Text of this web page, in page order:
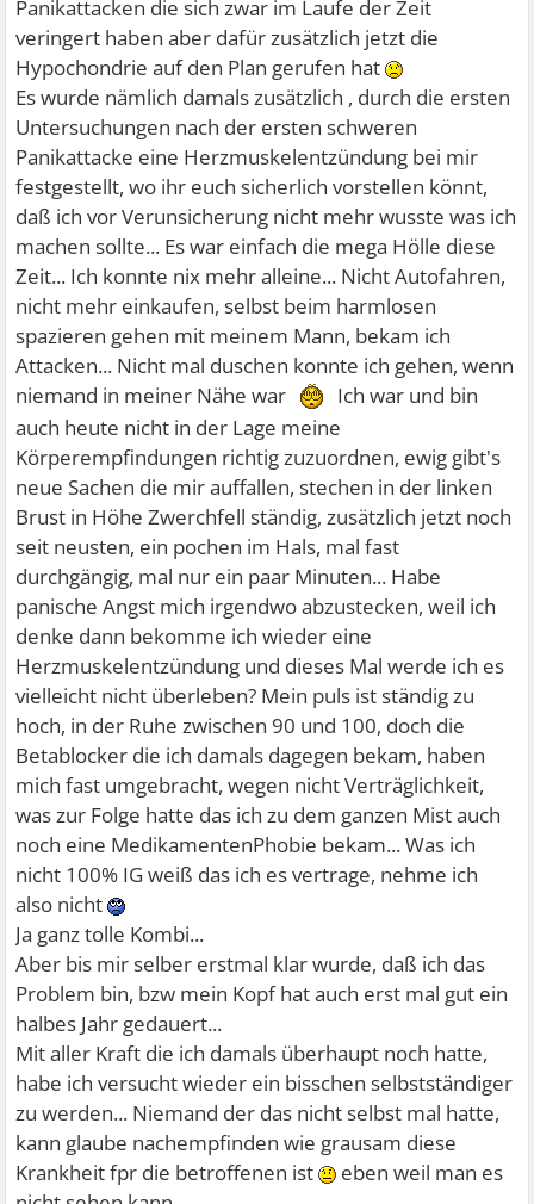
Panikattacken die sich zwar im Laufe der Zeit
veringert haben aber dafür zusätzlich jetzt die
Hypochondrie auf den Plan gerufen hat
Es wurde nämlich damals zusätzlich , durch die ersten
Untersuchungen nach der ersten schweren
Panikattacke eine Herzmuskelentzündung bei mir
festgestellt, wo ihr euch sicherlich vorstellen könnt,
daß ich vor Verunsicherung nicht mehr wusste was ich
machen sollte... Es war einfach die mega Hölle diese
Zeit... Ich konnte nix mehr alleine... Nicht Autofahren,
nicht mehr einkaufen, selbst beim harmlosen
spazieren gehen mit meinem Mann, bekam ich
Attacken... Nicht mal duschen konnte ich gehen, wenn
niemand in meiner Nähe war
Ich war und bin
auch heute nicht in der Lage meine
Körperempfindungen richtig zuzuordnen, ewig gibt's
neue Sachen die mir auffallen, stechen in der linken
Brust in Höhe Zwerchfell ständig, zusätzlich jetzt noch
seit neusten, ein pochen im Hals, mal fast
durchgängig, mal nur ein paar Minuten... Habe
panische Angst mich irgendwo abzustecken, weil ich
denke dann bekomme ich wieder eine
Herzmuskelentzündung und dieses Mal werde ich es
vielleicht nicht überleben? Mein puls ist ständig zu
hoch, in der Ruhe zwischen 90 und 100, doch die
Betablocker die ich damals dagegen bekam, haben
mich fast umgebracht, wegen nicht Verträglichkeit,
was zur Folge hatte das ich zu dem ganzen Mist auch
noch eine MedikamentenPhobie bekam... Was ich
nicht 100% IG weiß das ich es vertrage, nehme ich
also nicht
Ja ganz tolle Kombi...
Aber bis mir selber erstmal klar wurde, daß ich das
Problem bin, bzw mein Kopf hat auch erst mal gut ein
halbes Jahr gedauert...
Mit aller Kraft die ich damals überhaupt noch hatte,
habe ich versucht wieder ein bisschen selbstständiger
zu werden... Niemand der das nicht selbst mal hatte,
kann glaube nachempfinden wie grausam diese
Krankheit fpr die betroffenen ist
eben weil man es